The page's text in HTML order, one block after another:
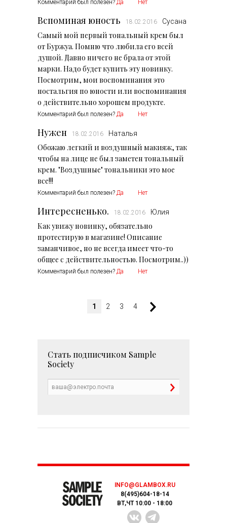
Комментарий был полезен? Да Нет
Вспоминая юность 18.02.2016 Сусана
Самый мой первый тональный крем был
от Буржуа. Помню что любила его всей
душой. Давно ничего не брала от этой
марки. Надо будет купить эту новинку.
Посмотрим, мои воспоминания это
ностальгия по юности или воспоминания
о действительно хорошем продукте.
Комментарий был полезен? Да Нет
Нужен 18.02.2016 Наталья
Обожаю легкий и воздушный макияж, так
чтобы на лице не был заметен тональный
крем. "Воздушные" тональники это мое
все!!!
Комментарий был полезен? Да Нет
Интересненько. 18.02.2016 Юлия
Как увижу новинку, обязательно
протестирую в магазине! Описание
заманчивое, но не всегда имеет что-то
общее с действительностью. Посмотрим..))
Комментарий был полезен? Да Нет
1 2 3 4
Стать подписчиком Sample
Society
INFO@GLAMBOX.RU
8(495)604-18-14
ВТ,ЧТ 10:00 - 18:00